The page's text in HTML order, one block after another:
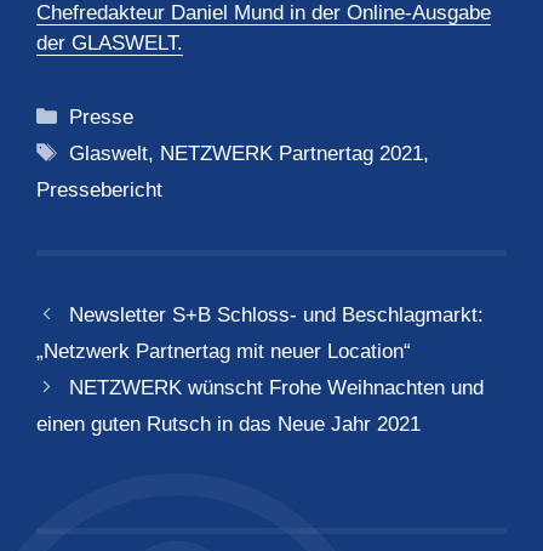
Chefredakteur Daniel Mund in der Online-Ausgabe
der GLASWELT.
Kategorien
Presse
Schlagwörter
Glaswelt, NETZWERK Partnertag 2021,
Pressebericht
Newsletter S+B Schloss- und Beschlagmarkt:
„Netzwerk Partnertag mit neuer Location“
NETZWERK wünscht Frohe Weihnachten und
einen guten Rutsch in das Neue Jahr 2021